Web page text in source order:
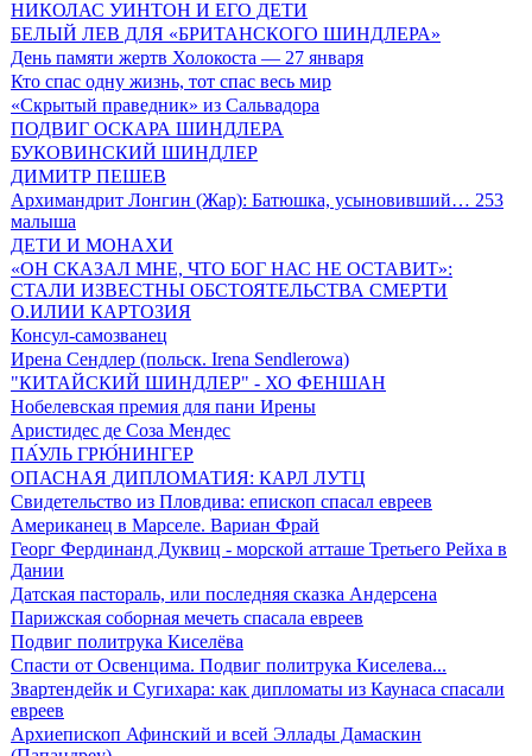
НИКОЛАС УИНТОН И ЕГО ДЕТИ
БЕЛЫЙ ЛЕВ ДЛЯ «БРИТАНСКОГО ШИНДЛЕРА»
День памяти жертв Холокоста — 27 января
Кто спас одну жизнь, тот спас весь мир
«Скрытый праведник» из Сальвадора
ПОДВИГ ОСКАРА ШИНДЛЕРА
БУКОВИНСКИЙ ШИНДЛЕР
ДИМИТР ПЕШЕВ
Архимандрит Лонгин (Жар): Батюшка, усыновивший… 253
малыша
ДЕТИ И МОНАХИ
«ОН СКАЗАЛ МНЕ, ЧТО БОГ НАС НЕ ОСТАВИТ»:
СТАЛИ ИЗВЕСТНЫ ОБСТОЯТЕЛЬСТВА СМЕРТИ
О.ИЛИИ КАРТОЗИЯ
Консул-самозванец
Ирена Сендлер (польск. Irena Sendlerowa)
"КИТАЙСКИЙ ШИНДЛЕР" - ХО ФЕНШАН
Нобелевская премия для пани Ирены
Аристидес де Соза Мендес
ПА́УЛЬ ГРЮ́НИНГЕР
ОПАСНАЯ ДИПЛОМАТИЯ: КАРЛ ЛУТЦ
Свидетельство из Пловдива: епископ спасал евреев
Американец в Марселе. Вариан Фрай
Георг Фердинанд Дуквиц - морской атташе Третьего Рейха в
Дании
Датская пастораль, или последняя сказка Андерсена
Парижская соборная мечеть спасала евреев
Подвиг политрука Киселёва
Спасти от Освенцима. Подвиг политрука Киселева...
Звартендейк и Сугихара: как дипломаты из Каунаса спасали
евреев
Архиепископ Афинский и всей Эллады Дамаскин